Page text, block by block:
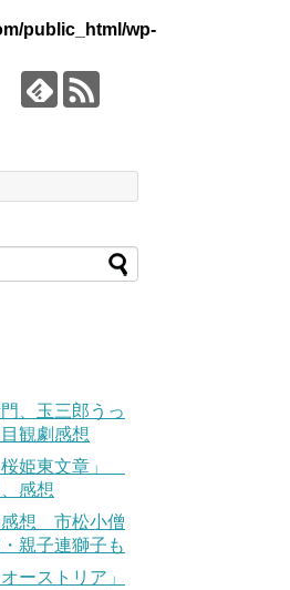
public_html/wp-
、玉三郎うっ
観劇感想
桜姫東文章」
感想
感想 市松小僧
親子連獅子も
ーストリア」